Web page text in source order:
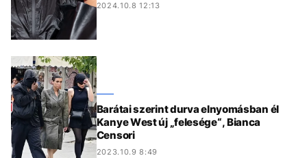
2024.10.8 12:13
Barátai szerint durva elnyomásban él
Kanye West új „felesége“, Bianca
Censori
2023.10.9 8:49